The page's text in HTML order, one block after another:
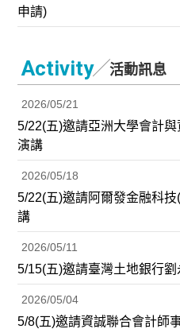
申請)
Activity／活動訊息
2026/05/21
5/22(五)邀請亞洲大學會計
演講
2026/05/18
5/22(五)邀請阿爾發金融科
講
2026/05/11
5/15(五)邀請臺灣土地銀行
2026/05/04
5/8(五)邀請資誠聯合會計師